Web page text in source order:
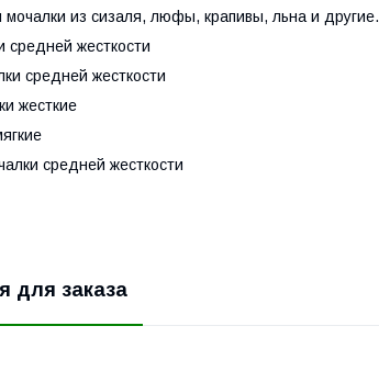
из сизаля, люфы, крапивы, льна и другие.
средней жесткости
средней жесткости
жесткие
средней жесткости
для заказа